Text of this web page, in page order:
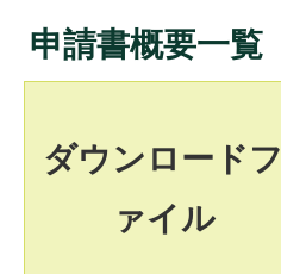
申請書概要一覧
ダウンロードフ
ァイル